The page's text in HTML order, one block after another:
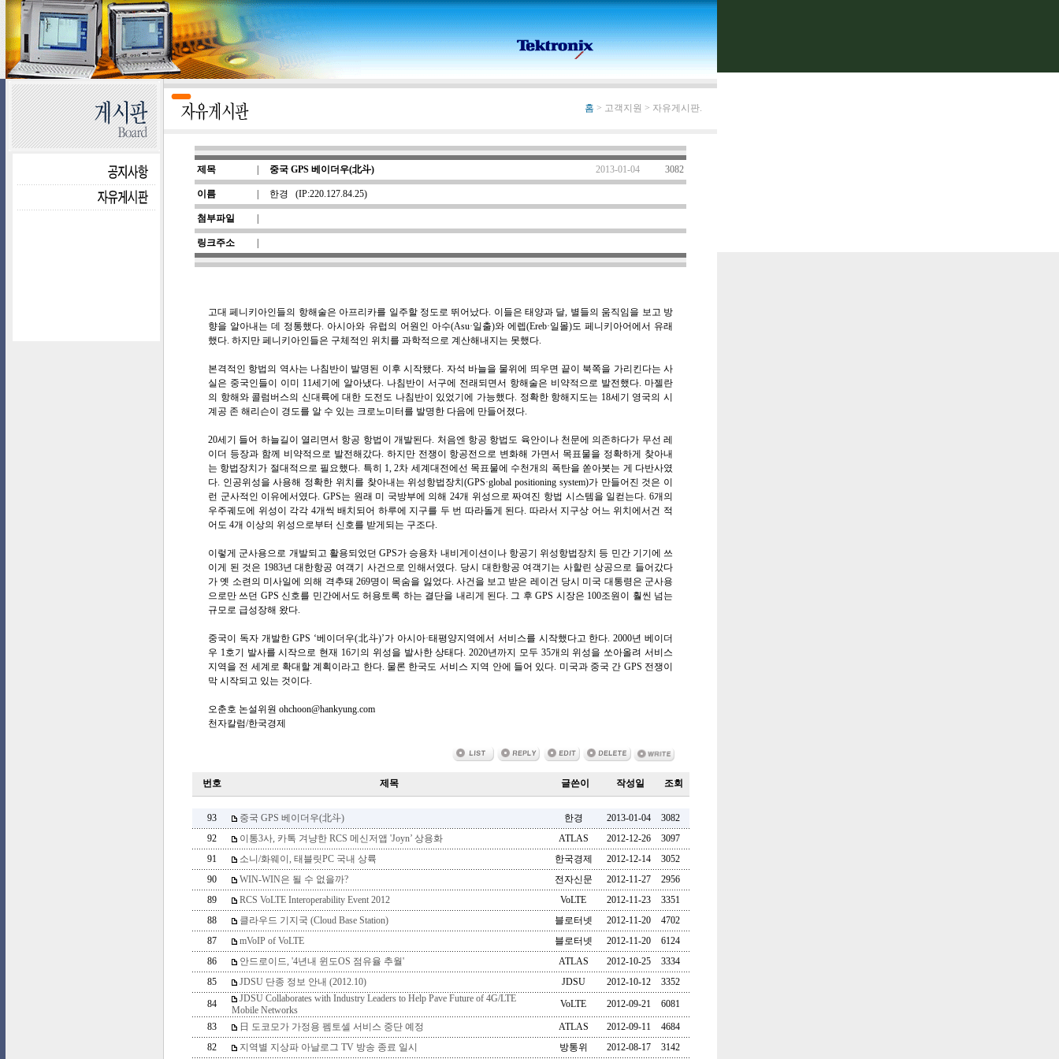
홈 > 고객지원 > 자유게시판.
제목 중국 GPS 베이더우(北斗) 2013-01-04 3082
이름 한경 (IP:220.127.84.25)
첨부파일
링크주소
고대 페니키아인들의 항해술은 아프리카를 일주할 정도로 뛰어났다. 이들은 태양과 달, 별들의 움직임을 보고 방
향을 알아내는 데 정통했다. 아시아와 유럽의 어원인 아수(Asu·일출)와 에렙(Ereb·일몰)도 페니키아어에서 유래
했다. 하지만 페니키아인들은 구체적인 위치를 과학적으로 계산해내지는 못했다.
본격적인 항법의 역사는 나침반이 발명된 이후 시작됐다. 자석 바늘을 물위에 띄우면 끝이 북쪽을 가리킨다는 사
실은 중국인들이 이미 11세기에 알아냈다. 나침반이 서구에 전래되면서 항해술은 비약적으로 발전했다. 마젤란
의 항해와 콜럼버스의 신대륙에 대한 도전도 나침반이 있었기에 가능했다. 정확한 항해지도는 18세기 영국의 시
계공 존 해리슨이 경도를 알 수 있는 크로노미터를 발명한 다음에 만들어졌다.
20세기 들어 하늘길이 열리면서 항공 항법이 개발된다. 처음엔 항공 항법도 육안이나 천문에 의존하다가 무선 레
이더 등장과 함께 비약적으로 발전해갔다. 하지만 전쟁이 항공전으로 변화해 가면서 목표물을 정확하게 찾아내
는 항법장치가 절대적으로 필요했다. 특히 1, 2차 세계대전에선 목표물에 수천개의 폭탄을 쏟아붓는 게 다반사였
다. 인공위성을 사용해 정확한 위치를 찾아내는 위성항법장치(GPS·global positioning system)가 만들어진 것은 이
런 군사적인 이유에서였다. GPS는 원래 미 국방부에 의해 24개 위성으로 짜여진 항법 시스템을 일컫는다. 6개의
우주궤도에 위성이 각각 4개씩 배치되어 하루에 지구를 두 번 따라돌게 된다. 따라서 지구상 어느 위치에서건 적
어도 4개 이상의 위성으로부터 신호를 받게되는 구조다.
이렇게 군사용으로 개발되고 활용되었던 GPS가 승용차 내비게이션이나 항공기 위성항법장치 등 민간 기기에 쓰
이게 된 것은 1983년 대한항공 여객기 사건으로 인해서였다. 당시 대한항공 여객기는 사할린 상공으로 들어갔다
가 옛 소련의 미사일에 의해 격추돼 269명이 목숨을 잃었다. 사건을 보고 받은 레이건 당시 미국 대통령은 군사용
으로만 쓰던 GPS 신호를 민간에서도 허용토록 하는 결단을 내리게 된다. 그 후 GPS 시장은 100조원이 훨씬 넘는
규모로 급성장해 왔다.
중국이 독자 개발한 GPS ‘베이더우(北斗)’가 아시아·태평양지역에서 서비스를 시작했다고 한다. 2000년 베이더
우 1호기 발사를 시작으로 현재 16기의 위성을 발사한 상태다. 2020년까지 모두 35개의 위성을 쏘아올려 서비스
지역을 전 세계로 확대할 계획이라고 한다. 물론 한국도 서비스 지역 안에 들어 있다. 미국과 중국 간 GPS 전쟁이
막 시작되고 있는 것이다.
오춘호 논설위원 ohchoon@hankyung.com
천자칼럼/한국경제
번호 제목 글쓴이 작성일 조회
93 중국 GPS 베이더우(北斗) 한경 2013-01-04
3082
92
이통3사, 카톡 겨냥한 RCS 메신저앱 'Joyn’ 상용화 ATLAS 2012-12-26
3097
91
소니/화웨이, 태블릿PC 국내 상륙 한국경제 2012-12-14
3052
90
WIN-WIN은 될 수 없을까? 전자신문 2012-11-27
2956
89
RCS VoLTE Interoperability Event 2012 VoLTE 2012-11-23
3351
88
클라우드 기지국 (Cloud Base Station) 블로터넷 2012-11-20
4702
87
mVoIP of VoLTE 블로터넷 2012-11-20
6124
86
안드로이드, '4년내 윈도OS 점유율 추월' ATLAS 2012-10-25
3334
85
JDSU 단종 정보 안내 (2012.10) JDSU 2012-10-12
3352
84
JDSU Collaborates with Industry Leaders to Help Pave Future of 4G/LTE
Mobile Networks
VoLTE 2012-09-21 6081
83 日 도코모가 가정용 펨토셀 서비스 중단 예정 ATLAS 2012-09-11
4684
82
지역별 지상파 아날로그 TV 방송 종료 일시 방통위 2012-08-17 3142